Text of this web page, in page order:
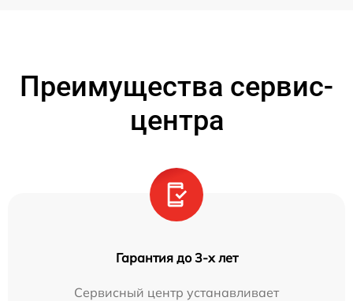
Преимущества сервис-
центра
Гарантия до 3-х лет
Сервисный центр устанавливает